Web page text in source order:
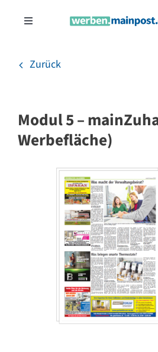
InhaltToggle
Onlinewerbung
Zurück
Modul 5 –
Werbefläche)